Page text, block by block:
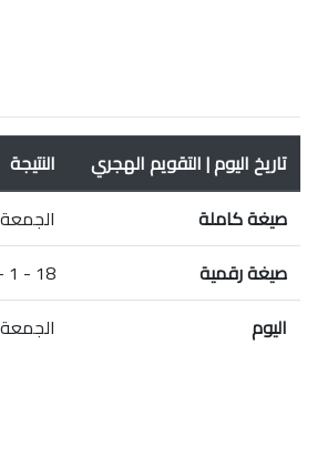
تاريخ اليوم | التقويم الهجري
النتيجة
صيغة كاملة
الجمعة 18 محرم 1448 هـ
صيغة رقمية
18 - 1 - 1448 هـ
اليوم
الجمعة